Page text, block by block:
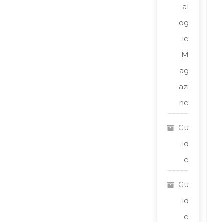
al
og
ie
M
ag
azi
ne
Gu
id
e
Gu
id
e